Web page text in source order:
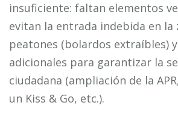
insuficiente: faltan elementos
evitan la entrada indebida en la
peatones (bolardos extraíbles)
adicionales para garantizar la
ciudadana (ampliación de la
un Kiss & Go, etc.).